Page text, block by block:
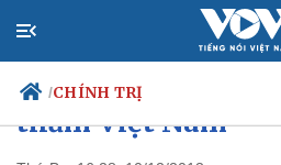
/CHÍNH TRỊ
Ngoại trưởng John
thăm Việt Nam